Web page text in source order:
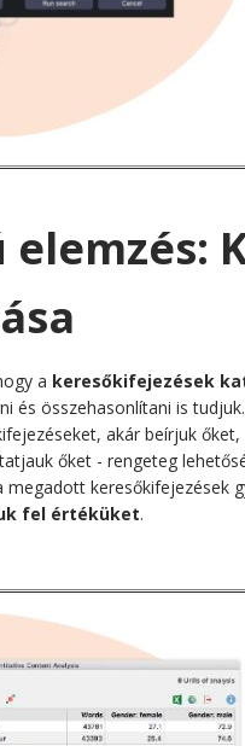
elemzés:
a keresőkifejezések
és összehasonlítani is
akár beírjuk
őket - rengeteg
megadott keresőkifejezések
fel értéküket.